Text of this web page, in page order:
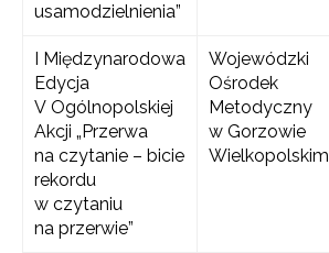
usamodzielnienia”
I Międzynarodowa
Edycja
V Ogólnopolskiej
Akcji „Przerwa
na czytanie – bicie
rekordu
w czytaniu
na przerwie”
Wojewódzki
Ośrodek
Metodyczny
w Gorzowie
Wielkopolskim